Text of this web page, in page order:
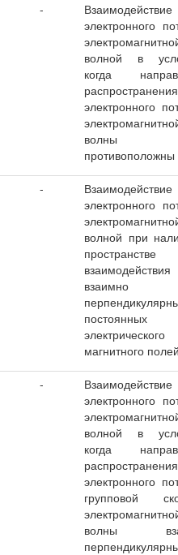
-
Взаимодействие
электронного
волной в
когда
распространения
электронного
волны
противоположны
-
Взаимодействие
электронного
волной при
пространстве
взаимодействия
взаимно
постоянных
магнитного
-
Взаимодействие
электронного
волной в
когда
распространения
электронного
групповой
волны